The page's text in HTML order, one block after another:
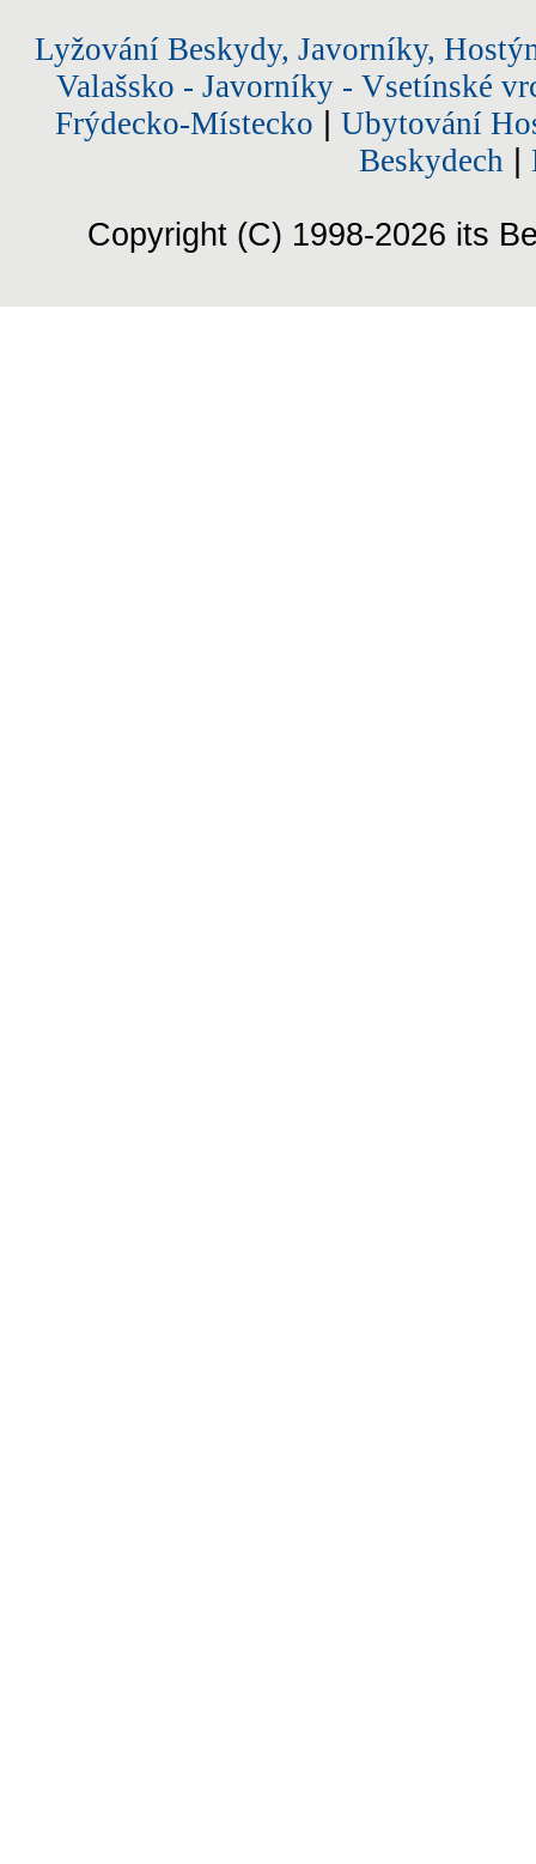
Lyžování Beskydy, Javorníky,
Valašsko - Javorníky - Vsetínské
Frýdecko-Místecko
Ubytování
Beskydech
Copyright (C) 1998-2026 its